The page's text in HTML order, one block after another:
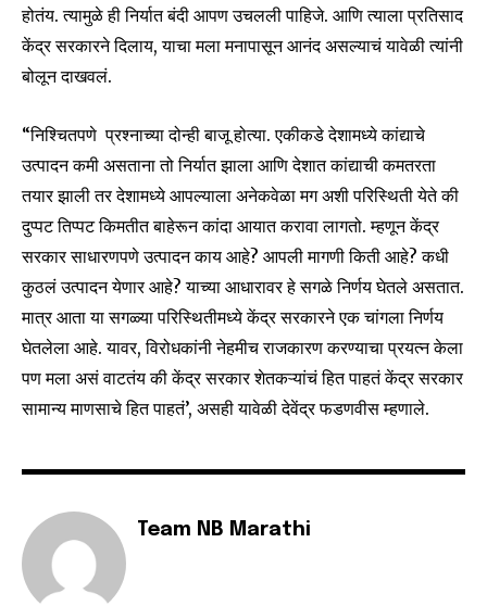
Join our community of
conversation.
To subscribe, simply enter your email address on our website
or click the subscribe button below. Don't worry, we respect
your privacy and won't spam your inbox. Your information is
safe with us.
SUBSCRIBE
6,300
Fans
32,111
होतंय. त्यामुळे ही निर्यात बंदी आपण उचलली पाहिजे. आणि त्याला प्रतिसाद
केंद्र सरकारने दिलाय, याचा मला मनापासून आनंद असल्याचं यावेळी त्यांनी
बोलून दाखवलं.
“निश्चितपणे प्रश्नाच्या दोन्ही बाजू होत्या. एकीकडे देशामध्ये कांद्याचे
उत्पादन कमी असताना तो निर्यात झाला आणि देशात कांद्याची कमतरता
तयार झाली तर देशामध्ये आपल्याला अनेकवेळा मग अशी परिस्थिती येते की
दुप्पट तिप्पट किमतीत बाहेरून कांदा आयात करावा लागतो. म्हणून केंद्र
सरकार साधारणपणे उत्पादन काय आहे? आपली मागणी किती आहे? कधी
कुठलं उत्पादन येणार आहे? याच्या आधारावर हे सगळे निर्णय घेतले असतात.
मात्र आता या सगळ्या परिस्थितीमध्ये केंद्र सरकारने एक चांगला निर्णय
घेतलेला आहे. यावर, विरोधकांनी नेहमीच राजकारण करण्याचा प्रयत्न केला
पण मला असं वाटतंय की केंद्र सरकार शेतकऱ्यांचं हित पाहतं केंद्र सरकार
सामान्य माणसाचे हित पाहतं’, असही यावेळी देवेंद्र फडणवीस म्हणाले.
Team NB Marathi